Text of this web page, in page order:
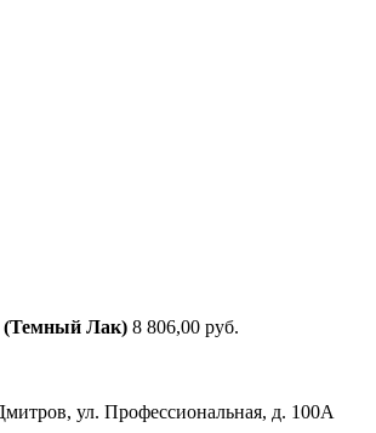
(Темный Лак) 8 806,00 руб.
ул. Профессиональная, д. 100А